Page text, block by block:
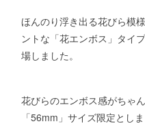
ほんのり浮き出る花びら模
ントな「花エンボス」タイ
場しました。
花びらのエンボス感がちゃ
「56mm」サイズ限定としま